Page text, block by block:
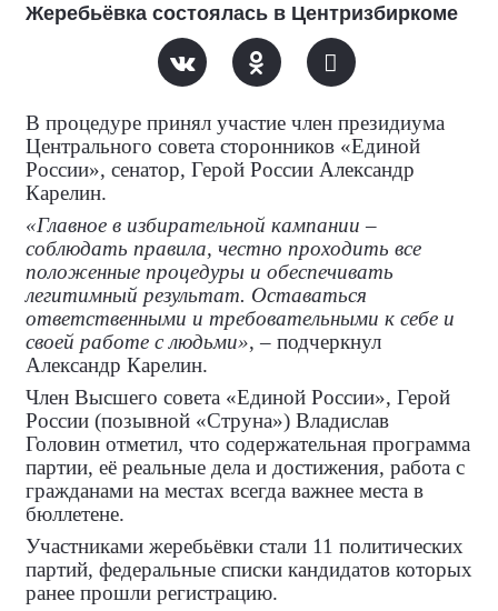
Жеребьёвка состоялась в Центризбиркоме
В процедуре принял участие член президиума
Центрального совета сторонников «Единой
России», сенатор, Герой России Александр
Карелин.
«Главное в избирательной кампании –
соблюдать правила, честно проходить все
положенные процедуры и обеспечивать
легитимный результат. Оставаться
ответственными и требовательными к себе и
своей работе с людьми», – подчеркнул
Александр Карелин.
Член Высшего совета «Единой России», Герой
России (позывной «Струна») Владислав
Головин отметил, что содержательная программа
партии, её реальные дела и достижения, работа с
гражданами на местах всегда важнее места в
бюллетене.
Участниками жеребьёвки стали 11 политических
партий, федеральные списки кандидатов которых
ранее прошли регистрацию.